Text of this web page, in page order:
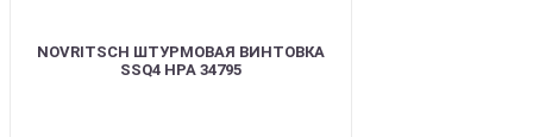
NOVRITSCH ШТУРМОВАЯ ВИНТОВКА
SSQ4 HPA 34795